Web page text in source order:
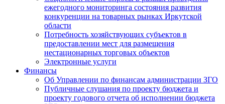
ежегодного мониторинга состояния развития
конкуренции на товарных рынках Иркутской
области
Потребность хозяйствующих субъектов в
предоставлении мест для размещения
нестационарных торговых объектов
Электронные услуги
Финансы
Об Управлении по финансам администрации ЗГО
Публичные слушания по проекту бюджета и
проекту годового отчета об исполнении бюджета